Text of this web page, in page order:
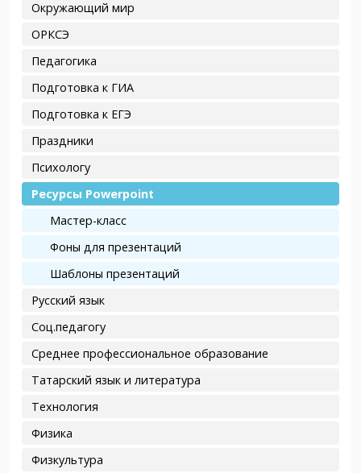
Окружающий мир
ОРКСЭ
Педагогика
Подготовка к ГИА
Подготовка к ЕГЭ
Праздники
Психологу
Ресурсы Powerpoint
Мастер-класс
Фоны для презентаций
Шаблоны презентаций
Русский язык
Соц.педагогу
Среднее профессиональное образование
Татарский язык и литература
Технология
Физика
Физкультура